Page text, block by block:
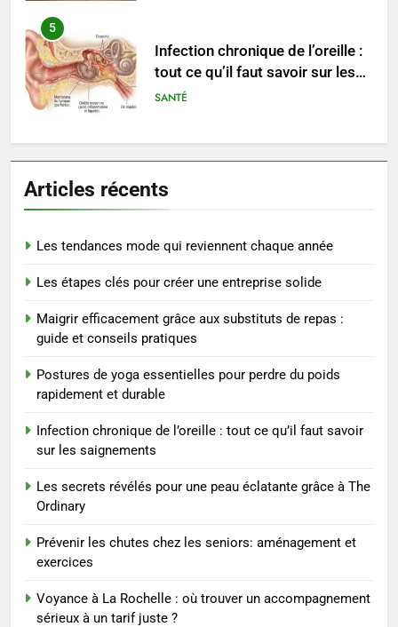
5
Infection chronique de l’oreille :
tout ce qu’il faut savoir sur les
saignements
SANTÉ
6
peau éclatante grâce à The
Ordinary
SANTÉ
Prévenir les chutes chez les
exercices
BIEN ÊTRE
8
Voyance à La Rochelle : où
trouver un accompagnement
sérieux à un tarif juste ?
BIEN ÊTRE
1
reviennent chaque année
2
Articles récents
Les tendances mode qui reviennent chaque année
Les étapes clés pour créer une entreprise solide
Maigrir efficacement grâce aux substituts de repas :
guide et conseils pratiques
Postures de yoga essentielles pour perdre du poids
rapidement et durable
Infection chronique de l’oreille : tout ce qu’il faut savoir
sur les saignements
Les secrets révélés pour une peau éclatante grâce à The
Ordinary
Prévenir les chutes chez les seniors: aménagement et
exercices
Voyance à La Rochelle : où trouver un accompagnement
sérieux à un tarif juste ?